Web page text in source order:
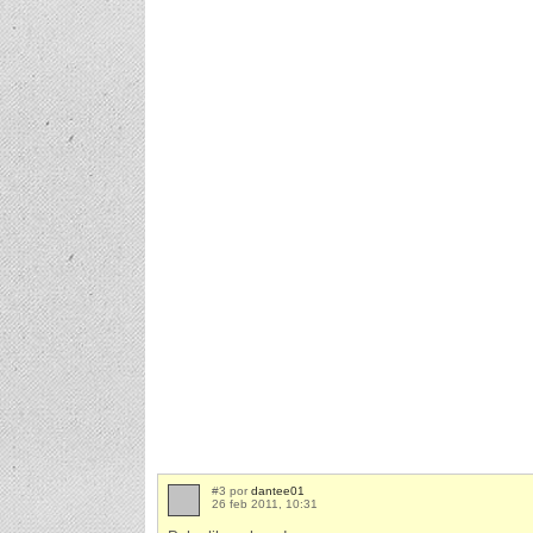
#3 por dantee01
26 feb 2011, 10:31